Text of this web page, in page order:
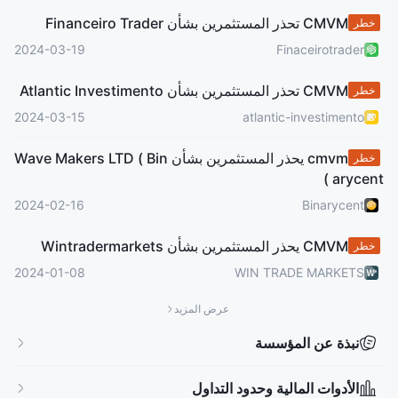
خطر CMVM تحذر المستثمرين بشأن Financeiro Trader
Finaceirotrader
2024-03-19
خطر CMVM تحذر المستثمرين بشأن Atlantic Investimento
atlantic-investimento
2024-03-15
خطر
cmvm يحذر المستثمرين بشأن Wave Makers LTD ( Bin
arycent )
Binarycent
2024-02-16
خطر CMVM يحذر المستثمرين بشأن Wintradermarkets
WIN TRADE MARKETS
2024-01-08
عرض المزيد
نبذة عن المؤسسة
الأدوات المالية وحدود التداول